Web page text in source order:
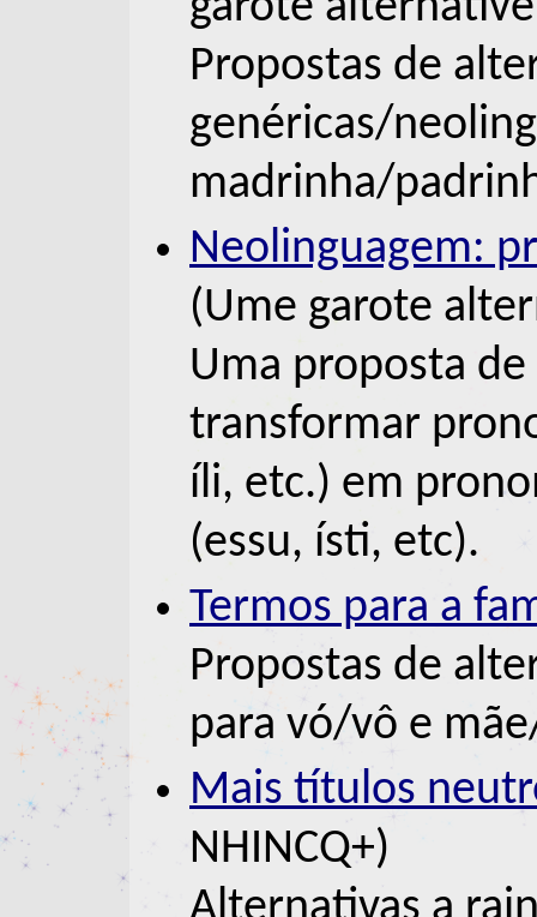
Propostas de
genéricas/
madrinha/
Neolinguagem:
(Ume garote
Uma proposta
transformar
íli, etc.) em
(essu, ísti, etc).
Termos para a
Propostas de
para vó/vô e
Mais títulos
NHINCQ+)